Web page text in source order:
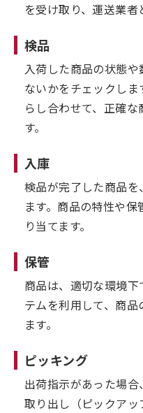
を受け取り、運送業者
検品
入荷した商品の状態
ないかをチェックし
らし合わせて、正確
す。
入庫
検品が完了した商品
ます。商品の特性や
り当てます。
保管
商品は、適切な環境
テムを利用して、商
ます。
ピッキング
出荷指示があった場
取り出し（ピックア